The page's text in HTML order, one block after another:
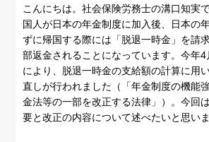
こんにちは。社会保険労務士の溝口知実
国人が日本の年金制度に加入後、日本の
ずに帰国する際には「脱退一時金」を請
部返金されることになっています。今年
により、脱退一時金の支給額の計算に用
直しが行われました（「年金制度の機能
金法等の一部を改正する法律」）。今回
要と改正の内容について述べたいと思いま